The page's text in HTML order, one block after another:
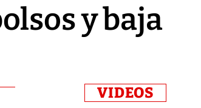
y baja
VIDEOS